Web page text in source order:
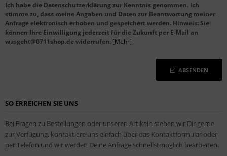
Ich habe die Datenschutzerklärung zur Kenntnis genommen. Ich
stimme zu, dass meine Angaben und Daten zur Beantwortung meiner
Anfrage elektronisch erhoben und gespeichert werden. Hinweis: Sie
können Ihre Einwilligung jederzeit für die Zukunft per E-Mail an
wasgeht@0711shop.de widerrufen. [Mehr]
ABSENDEN
SO ERREICHEN SIE UNS
Bei Fragen zu Bestellungen oder unseren Artikeln stehen wir Dir gerne
zur Verfügung, kontaktiere uns einfach über das Kontaktformular oder
per Telefon und wir werden Deine Anfrage schnellstmöglich bearbeiten.